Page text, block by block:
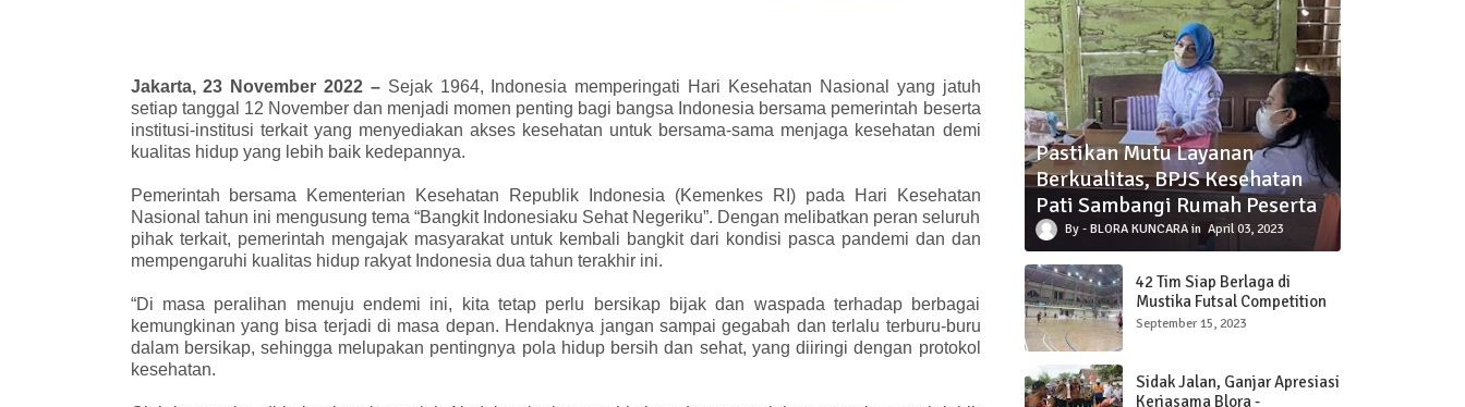
Jakarta, 23 November 2022 – Sejak 1964, Indonesia memperingati Hari Kesehatan Nasional yang jatuh
setiap tanggal 12 November dan menjadi momen penting bagi bangsa Indonesia bersama pemerintah beserta
institusi-institusi terkait yang menyediakan akses kesehatan untuk bersama-sama menjaga kesehatan demi
kualitas hidup yang lebih baik kedepannya.
Pemerintah bersama Kementerian Kesehatan Republik Indonesia (Kemenkes RI) pada Hari Kesehatan
Nasional tahun ini mengusung tema “Bangkit Indonesiaku Sehat Negeriku”. Dengan melibatkan peran seluruh
pihak terkait, pemerintah mengajak masyarakat untuk kembali bangkit dari kondisi pasca pandemi dan dan
mempengaruhi kualitas hidup rakyat Indonesia dua tahun terakhir ini.
“Di masa peralihan menuju endemi ini, kita tetap perlu bersikap bijak dan waspada terhadap berbagai
kemungkinan yang bisa terjadi di masa depan. Hendaknya jangan sampai gegabah dan terlalu terburu-buru
dalam bersikap, sehingga melupakan pentingnya pola hidup bersih dan sehat, yang diiringi dengan protokol
kesehatan.
Pastikan Mutu Layanan
Berkualitas, BPJS Kesehatan
Pati Sambangi Rumah Peserta
BLORA KUNCARA April 03, 2023
42 Tim Siap Berlaga di
Mustika Futsal Competition
2023
September 15, 2023
Sidak Jalan, Ganjar Apresiasi
Kerjasama Blora -